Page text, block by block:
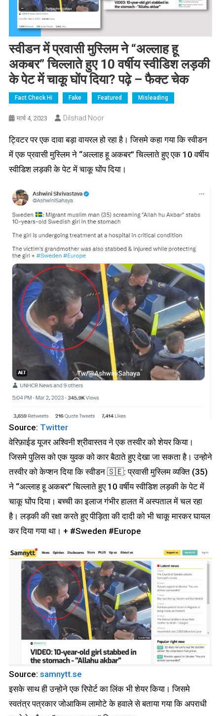
स्वीडन में प्रवासी मुस्लिम ने “अल्लाह हू
अकबर” चिल्लाते हुए 10 वर्षीय स्वीडिश लड़की
के पेट में चाकू घोंप दिया? पढ़े – फैक्ट चेक
Fact Check Hi Fake Featured Misleading
मार्च 4, 2023 Dilshad Noor
ट्विटर पर एक दावा बड़ा वायरल हो रहा है। जिसमे कहा गया कि स्वीडन
में एक प्रवासी मुस्लिम ने “अल्लाह हू अकबर” चिल्लाते हुए एक 10 वर्षीय
स्वीडिश लड़की के पेट में चाकू घोंप दिया।
Source: Twitter
वेरिफ़ाईड यूजर अश्विनी श्रीवास्तव ने एक तस्वीर को शेयर किया।
जिसमे पुलिस को एक युवक को कार बैठाते हुए देखा जा सकता है। उन्होने
तस्वीर को केप्शन दिया कि स्वीडन 🇸🇪: प्रवासी मुस्लिम व्यक्ति (35)
ने “अल्लाह हू अकबर” चिल्लाते हुए 10 वर्षीय स्वीडिश लड़की के पेट में
चाकू घोंप दिया। बच्ची का इलाज गंभीर हालत में अस्पताल में चल रहा
है। लड़की की रक्षा करते हुए पीड़िता की दादी को भी चाकू मारकर घायल
कर दिया गया था। + #Sweden #Europe
Source: samnytt.se
इसके साथ ही उन्होने एक रिपोर्ट का लिंक भी शेयर किया। जिसमे
स्वतंत्र पत्रकार जोआकिम लामोटे के हवाले से बताया गया कि अपराधी